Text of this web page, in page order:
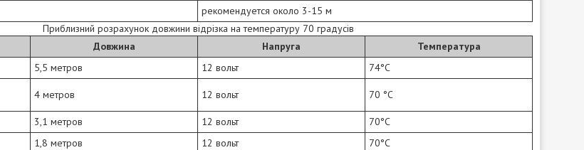
рекомендуется около 3-15 м
Приблизний розрахунок довжини відрізка на температуру 70 градусів
Довжина Напруга
Температура
5,5 метров 12 вольт 74°C
4 метров 12 вольт 70 °C
3,1 метров 12 вольт
70°C
1,8 метров 12 вольт
70°C